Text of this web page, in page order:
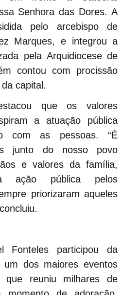
Senhora das Dores. A
pelo arcebispo de
Marques, e integrou a
pela Arquidiocese de
contou com procissão
capital.
que os valores
a atuação pública
com as pessoas. “É
junto do nosso povo
e valores da família,
ação pública pelos
priorizaram aqueles
Fonteles participou da
dos maiores eventos
que reuniu milhares de